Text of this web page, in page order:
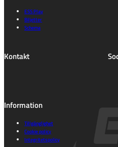
ESS Play
Biljetter
Schema
Kontakt
Information
Tillgänglighet
Cookie policy
Integritetspolicy